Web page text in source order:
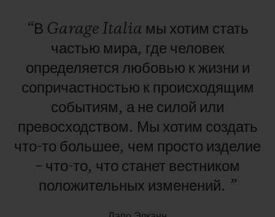
“В Garage Italia мы хотим стать
частью мира, где человек
определяется любовью к жизни и
сопричастностью к происходящим
событиям, а не силой или
превосходством. Мы хотим создать
что-то большее, чем просто изделие
– что-то, что станет вестником
положительных изменений. ”